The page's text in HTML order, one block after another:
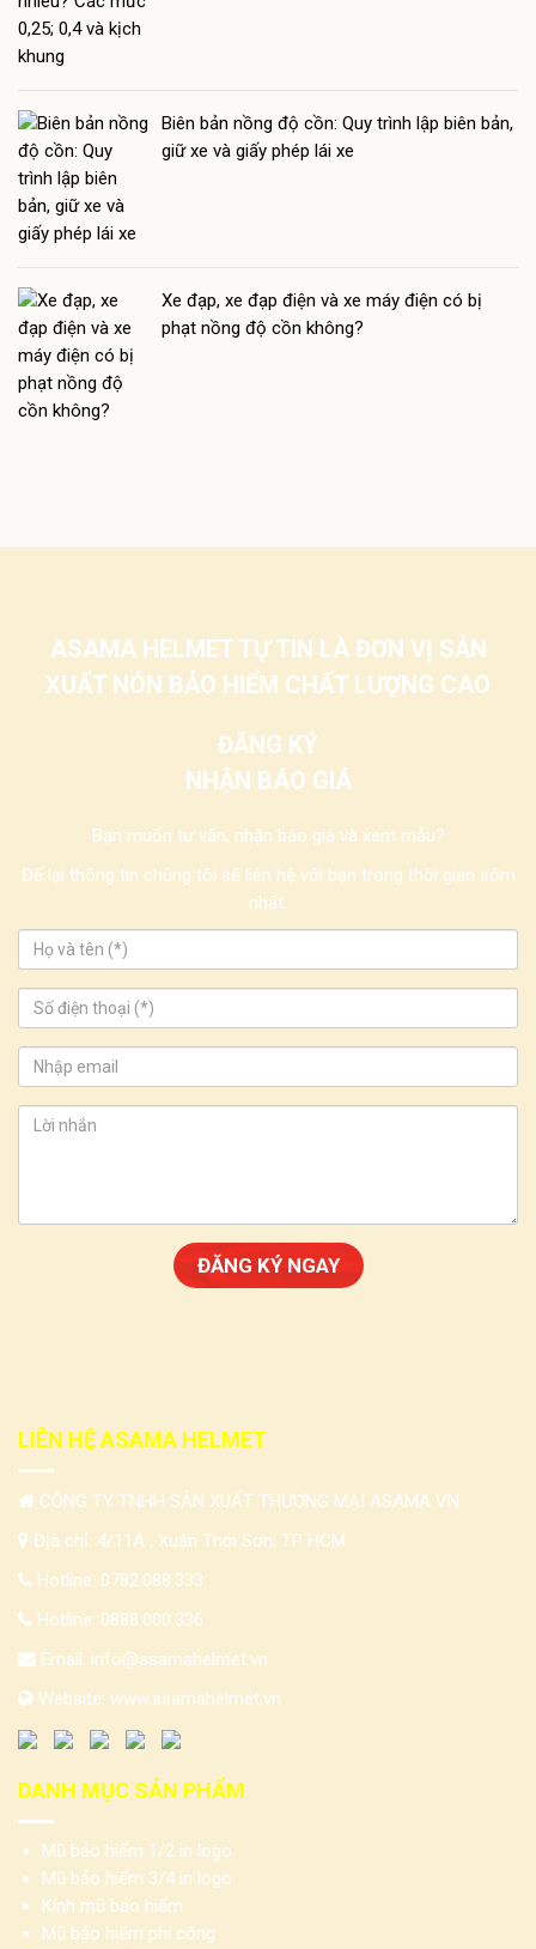
Biên bản nồng độ cồn: Quy trình lập biên bản,
giữ xe và giấy phép lái xe
Xe đạp, xe đạp điện và xe máy điện có bị
phạt nồng độ cồn không?
ASAMA HELMET TỰ TIN LÀ ĐƠN VỊ SẢN
XUẤT NÓN BẢO HIỂM CHẤT LƯỢNG CAO
ĐĂNG KÝ
NHẬN BÁO GIÁ
Bạn muốn tư vấn, nhận báo giá và xem mẫu?
Để lại thông tin chúng tôi sẽ liên hệ với bạn trong thời gian sớm
nhất.
LIÊN HỆ ASAMA HELMET
CÔNG TY TNHH SẢN XUẤT THƯƠNG MẠI ASAMA VN
Địa chỉ: 4/11A , Xuân Thới Sơn, TP HCM
Hotline: 0782.088.333
Hotline: 0888.000.336
Email: info@asamahelmet.vn
Website: www.asamahelmet.vn
DANH MỤC SẢN PHẨM
Mũ bảo hiểm 1/2 in logo
Mũ bảo hiểm 3/4 in logo
Kính mũ bảo hiểm
Mũ bảo hiểm phi công